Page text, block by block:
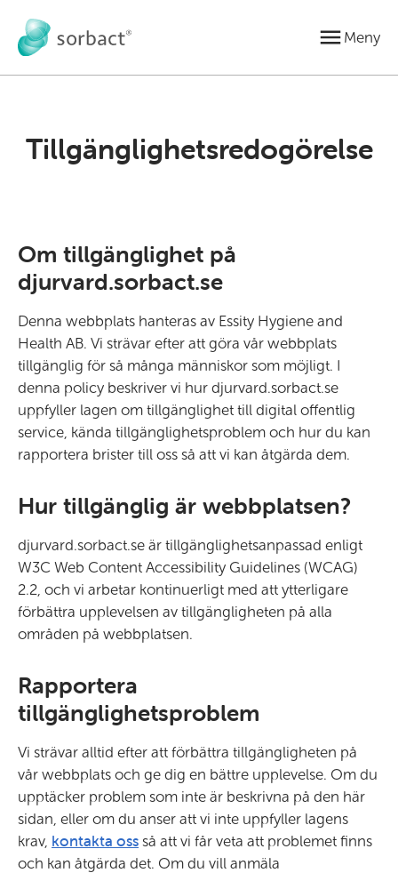
Meny
Tillgänglighetsredogörelse
Om tillgänglighet på
djurvard.sorbact.se
Denna webbplats hanteras av Essity Hygiene and
Health AB. Vi strävar efter att göra vår webbplats
tillgänglig för så många människor som möjligt. I
denna policy beskriver vi hur djurvard.sorbact.se
uppfyller lagen om tillgänglighet till digital offentlig
service, kända tillgänglighetsproblem och hur du kan
rapportera brister till oss så att vi kan åtgärda dem.
Hur tillgänglig är webbplatsen?
djurvard.sorbact.se är tillgänglighetsanpassad enligt
W3C Web Content Accessibility Guidelines (WCAG)
2.2, och vi arbetar kontinuerligt med att ytterligare
förbättra upplevelsen av tillgängligheten på alla
områden på webbplatsen.
Rapportera
tillgänglighetsproblem
Vi strävar alltid efter att förbättra tillgängligheten på
vår webbplats och ge dig en bättre upplevelse. Om du
upptäcker problem som inte är beskrivna på den här
sidan, eller om du anser att vi inte uppfyller lagens
krav, kontakta oss så att vi får veta att problemet finns
och kan åtgärda det. Om du vill anmäla